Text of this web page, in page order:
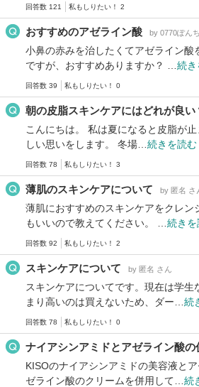
回答数 121 私もしりたい！ 2
おすすめのアゼライン酸 by 0770ぽん
小鼻の赤みを治したくてアゼライン酸
ですが、おすすめありますか？ … 続き
回答数 39 私もしりたい！ 0
朝の皮脂スキンケアにはどれが良い
こんにちは。 私は夏になると皮脂が
しい思いをします。 冬場… 続きを読む
回答数 78 私もしりたい！ 3
薄肌のスキンケアについて by 匿名 さ
薄肌におすすめのスキンケアをクレン
もいいので教えてください。 … 続きを
回答数 92 私もしりたい！ 2
スキンケアについて by 匿名 さん
スキンケアについてです。現在は学生
まり高いのは買えないため、ダー… 続
回答数 78 私もしりたい！ 0
ナイアシンアミドとアゼライン酸の
KISOのナイアシンアミドの美容液と
ゼライン酸のクリームを併用して… 続